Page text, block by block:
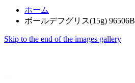
ホーム
ボールデフグリス(15g) 96506B
Skip to the end of the images gallery